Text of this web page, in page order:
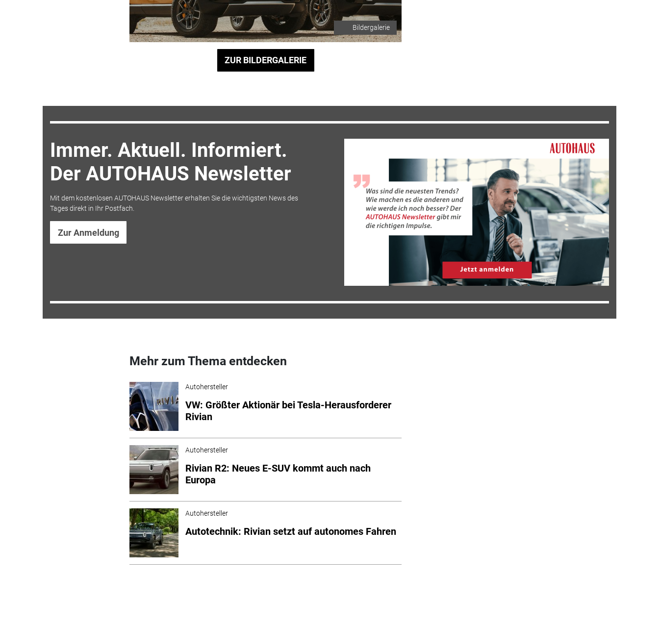
Bildergalerie
ZUR BILDERGALERIE
Immer. Aktuell. Informiert.
Der AUTOHAUS Newsletter
Mit dem kostenlosen AUTOHAUS Newsletter erhalten Sie die wichtigsten News des
Tages direkt in Ihr Postfach.
Zur Anmeldung
Mehr zum Thema entdecken
Autohersteller
VW: Größter Aktionär bei Tesla-Herausforderer
Rivian
Autohersteller
Rivian R2: Neues E-SUV kommt auch nach
Europa
Autohersteller
Autotechnik: Rivian setzt auf autonomes Fahren